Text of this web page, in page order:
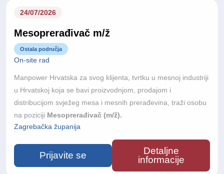
24/07/2026
Mesoprerađivač m/ž
Ostala područja
On-site rad
Manpower Hrvatska za svog klijenta, tvrtku u mesnoj industriji
u Hrvatskoj koja se bavi proizvodnjom, prodajom i
distribucijom svježeg mesa i mesnih prerađevina, traži osobu
na poziciji Mesoprerađivač (m/ž).
Zagrebačka županija
Prijavite se
Detaljne
informacije